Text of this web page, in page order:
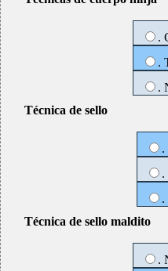
.
.
.
Técnica de sello
.
.
.
Técnica de sello maldito
.